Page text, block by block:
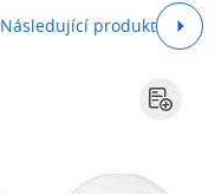
Následující produkt